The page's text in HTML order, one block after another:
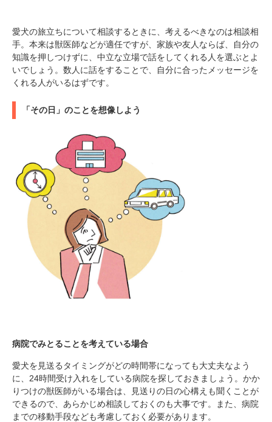
愛犬の旅立ちについて相談するときに、考えるべきなのは相談相
手。本来は獣医師などが適任ですが、家族や友人ならば、自分の
知識を押しつけずに、中立な立場で話をしてくれる人を選ぶとよ
いでしょう。数人に話をすることで、自分に合ったメッセージを
くれる人がいるはずです。
「その日」のことを想像しよう
病院でみとることを考えている場合
愛犬を見送るタイミングがどの時間帯になっても大丈夫なよう
に、24時間受け入れをしている病院を探しておきましょう。かか
りつけの獣医師がいる場合は、見送りの日の心構えも聞くことが
できるので、あらかじめ相談しておくのも大事です。また、病院
までの移動手段なども考慮しておく必要があります。